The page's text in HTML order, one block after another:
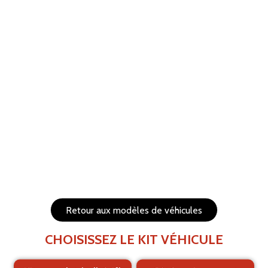
Retour aux modèles de véhicules
CHOISISSEZ LE KIT VÉHICULE